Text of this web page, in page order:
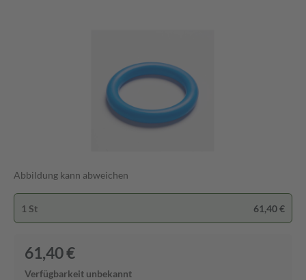
Abbildung kann abweichen
1 St 61,40 €
61,40 €
Verfügbarkeit unbekannt